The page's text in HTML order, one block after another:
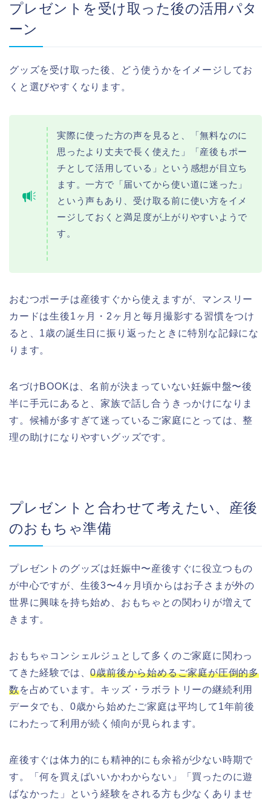
プレゼントを受け取った後の活用パタ
ーン
グッズを受け取った後、どう使うかをイメージしてお
くと選びやすくなります。
実際に使った方の声を見ると、「無料なのに
思ったより丈夫で長く使えた」「産後もポー
チとして活用している」という感想が目立ち
ます。一方で「届いてから使い道に迷った」
という声もあり、受け取る前に使い方をイメ
ージしておくと満足度が上がりやすいようで
す。
おむつポーチは産後すぐから使えますが、マンスリー
カードは生後1ヶ月・2ヶ月と毎月撮影する習慣をつけ
ると、1歳の誕生日に振り返ったときに特別な記録にな
ります。
名づけBOOKは、名前が決まっていない妊娠中盤〜後
半に手元にあると、家族で話し合うきっかけになりま
す。候補が多すぎて迷っているご家庭にとっては、整
理の助けになりやすいグッズです。
プレゼントと合わせて考えたい、産後
のおもちゃ準備
プレゼントのグッズは妊娠中〜産後すぐに役立つもの
が中心ですが、生後3〜4ヶ月頃からはお子さまが外の
世界に興味を持ち始め、おもちゃとの関わりが増えて
きます。
おもちゃコンシェルジュとして多くのご家庭に関わっ
てきた経験では、0歳前後から始めるご家庭が圧倒的多
数を占めています。キッズ・ラボラトリーの継続利用
データでも、0歳から始めたご家庭は平均して1年前後
にわたって利用が続く傾向が見られます。
産後すぐは体力的にも精神的にも余裕が少ない時期で
す。「何を買えばいいかわからない」「買ったのに遊
ばなかった」という経験をされる方も少なくありませ